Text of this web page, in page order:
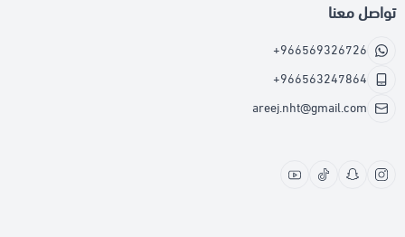
تواصل معنا
+966569326726
+966563247864
areej.nht@gmail.com